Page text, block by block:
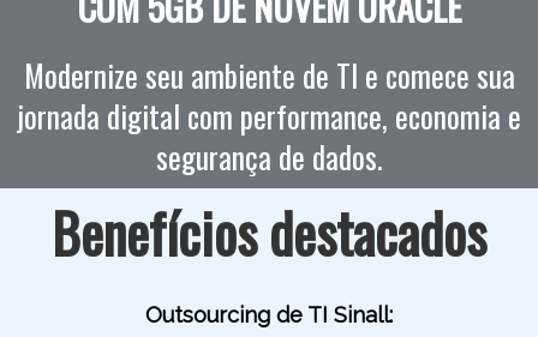
Modernize seu ambiente de TI e comece sua
jornada digital com performance, economia e
segurança de dados.
Benefícios destacados
Outsourcing de TI Sinall: